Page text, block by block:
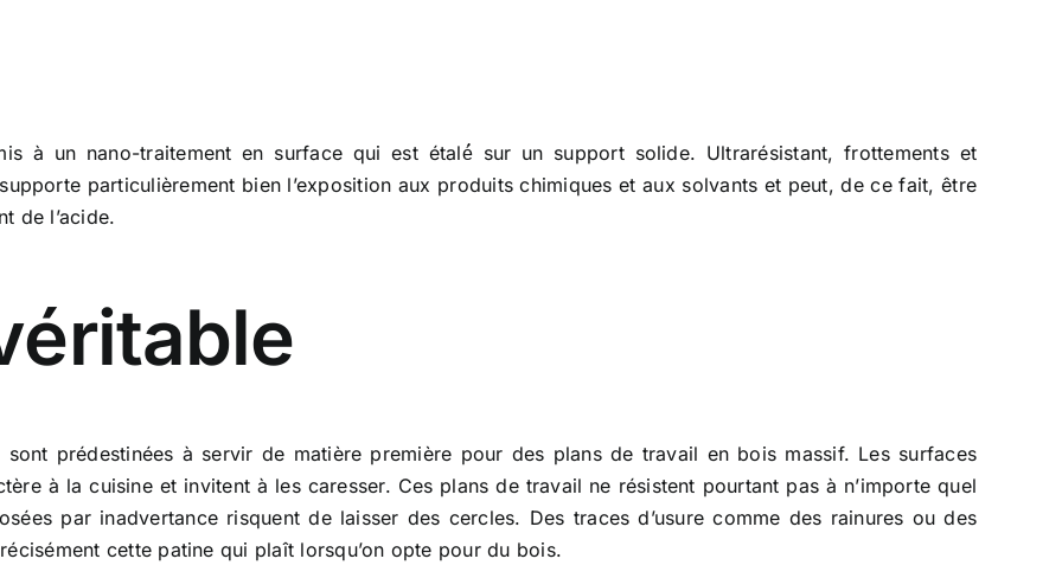
à un nano-traitement en surface qui est étalé́ sur un support solide. Ultrarésistant, frottements et
particulièrement bien l’exposition aux produits chimiques et aux solvants et peut, de ce fait, être
de l’acide.
sont prédestinées à servir de matière première pour des plans de travail en bois massif. Les surfaces
à la cuisine et invitent à les caresser. Ces plans de travail ne résistent pourtant pas à n’importe quel
par inadvertance risquent de laisser des cercles. Des traces d’usure comme des rainures ou des
cette patine qui plaît lorsqu’on opte pour du bois.